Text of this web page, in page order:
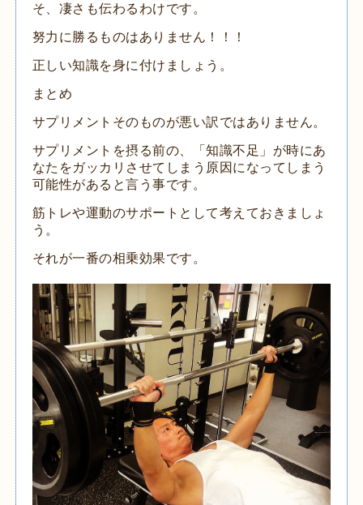
そ、凄さも伝わるわけです。
努力に勝るものはありません！！！
正しい知識を身に付けましょう。
まとめ
サプリメントそのものが悪い訳ではありません。
サプリメントを摂る前の、「知識不足」が時にあ
なたをガッカリさせてしまう原因になってしまう
可能性があると言う事です。
筋トレや運動のサポートとして考えておきましょ
う。
それが一番の相乗効果です。